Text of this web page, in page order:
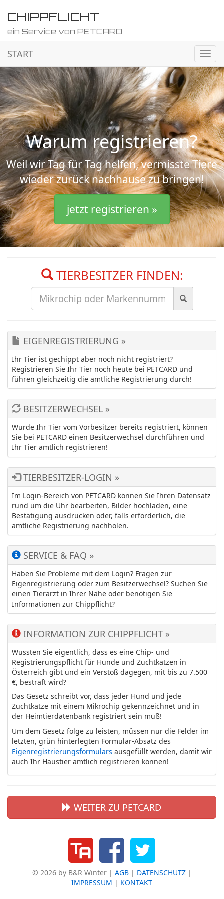
CHIPPFLICHT
ein Service von PETCARD
ein-/
START
Warum registrieren?
Weil wir Tag für Tag helfen, vermisste Tiere
wieder zurück nachhause zu bringen!
jetzt registrieren »
TIERBESITZER FINDEN:
EIGENREGISTRIERUNG »
Ihr Tier ist gechippt aber noch nicht registriert?
Registrieren Sie Ihr Tier noch heute bei PETCARD und
führen gleichzeitig die amtliche Registrierung durch!
BESITZERWECHSEL »
Wurde Ihr Tier vom Vorbesitzer bereits registriert, können
Sie bei PETCARD einen Besitzerwechsel durchführen und
Ihr Tier amtlich registrieren!
TIERBESITZER-LOGIN »
Im Login-Bereich von PETCARD können Sie Ihren Datensatz
rund um die Uhr bearbeiten, Bilder hochladen, eine
Bestätigung ausdrucken oder, falls erforderlich, die
amtliche Registrierung nachholen.
SERVICE & FAQ »
Haben Sie Probleme mit dem Login? Fragen zur
Eigenregistrierung oder zum Besitzerwechsel? Suchen Sie
einen Tierarzt in Ihrer Nähe oder benötigen Sie
Informationen zur Chippflicht?
INFORMATION ZUR CHIPPFLICHT »
Wussten Sie eigentlich, dass es eine Chip- und
Registrierungspflicht für Hunde und Zuchtkatzen in
Österreich gibt und ein Verstoß dagegen, mit bis zu 7.500
€, bestraft wird?
Das Gesetz schreibt vor, dass jeder Hund und jede
Zuchtkatze mit einem Mikrochip gekennzeichnet und in
der Heimtierdatenbank registriert sein muß!
Um dem Gesetz folge zu leisten, müssen nur die Felder im
letzten, grün hinterlegten Formular-Absatz des
Eigenregistrierungsformulars ausgefüllt werden, damit wir
auch Ihr Haustier amtlich registrieren können!
WEITER ZU PETCARD
© 2026 by B&R Winter | AGB| DATENSCHUTZ|
IMPRESSUM | KONTAKT